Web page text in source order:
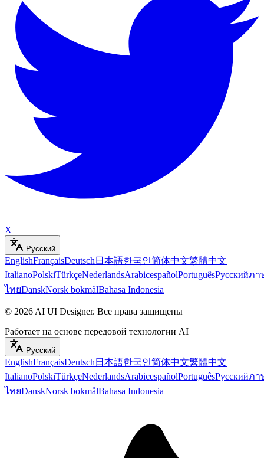
X
Русский
EnglishFrançaisDeutsch 日本語한국인简体中文繁體中文
ItalianoPolskiTürkçeNederlandsArabicespañolPortuguêsРусскийภา
ไทยDanskNorsk bokmålBahasa Indonesia
© 2026 AI UI Designer. Все права защищены
Работает на основе передовой технологии AI
Русский
EnglishFrançaisDeutsch 日本語한국인简体中文繁體中文
ItalianoPolskiTürkçeNederlandsArabicespañolPortuguêsРусскийภา
ไทยDanskNorsk bokmålBahasa Indonesia